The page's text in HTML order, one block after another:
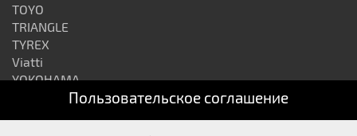
TOYO
TRIANGLE
TYREX
Viatti
YOKOHAMA
АЛТАЙШИНАПользовательское соглашение